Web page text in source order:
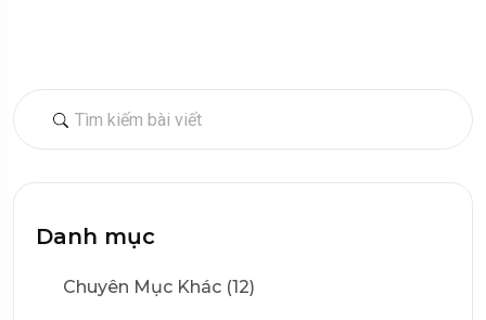
Danh mục
Chuyên Mục Khác (12)